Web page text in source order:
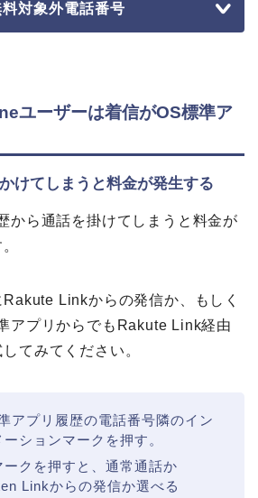
対象外電話番号
ユーザーは着信がOS標準ア
けてしまうと料金が発生する
から通話を掛けてしまうと料金が
Linkからの発信か、もしく
アプリからでもRakute Link経由
てみてください。
アプリ履歴の電話番号隣のイン
ーションマークを押す。
ークを押すと、通常通話か
Linkからの発信か選べる